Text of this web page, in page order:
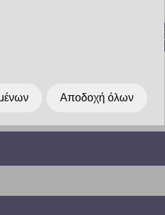
Προσθήκη στη λίστα
Αποδοχή όλων